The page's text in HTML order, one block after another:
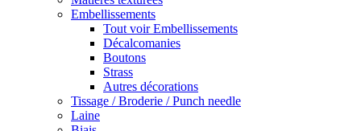
Embellissements
Tout voir Embellissements
Décalcomanies
Boutons
Strass
Autres décorations
Tissage / Broderie / Punch needle
Laine